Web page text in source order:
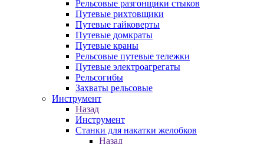
Рельсовые разгонщики стыков
Путевые рихтовщики
Путевые гайковерты
Путевые домкраты
Путевые краны
Рельсовые путевые тележки
Путевые электроагрегаты
Рельсогибы
Захваты рельсовые
Инструмент
Назад
Инструмент
Станки для накатки желобков
Назад